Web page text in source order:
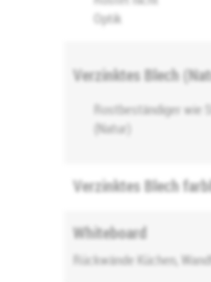
Optik
Verzinktes Blech
Rostbeständiger wie
(Natur)
Verzinktes Blech
Whiteboard
Rückwände Küchen,